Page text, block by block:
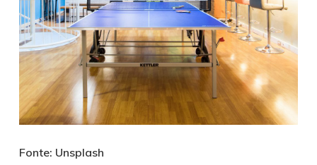
Fonte: Unsplash